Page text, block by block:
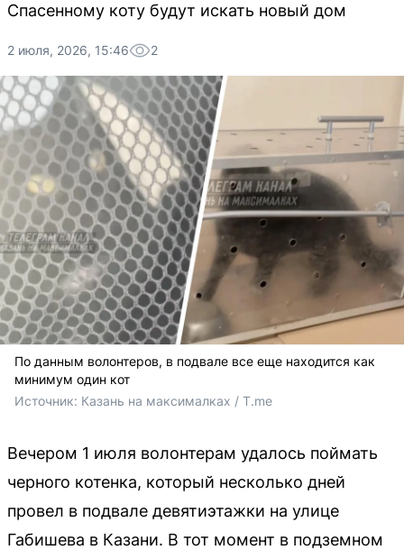
Спасенному коту будут искать новый дом
2 июля, 2026, 15:46 2
По данным волонтеров, в подвале все еще находится как
минимум один кот
Источник: Казань на максималках / T.me
Вечером 1 июля волонтерам удалось поймать
черного котенка, который несколько дней
провел в подвале девятиэтажки на улице
Габишева в Казани. В тот момент в подземном